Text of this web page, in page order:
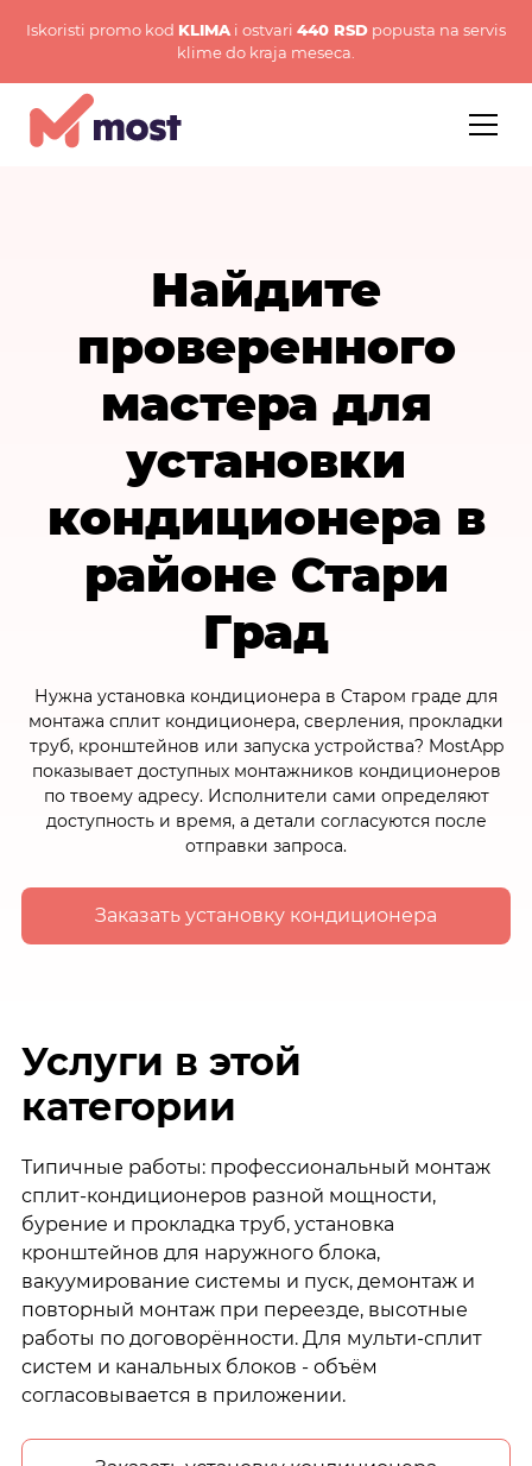
Iskoristi promo kod KLIMA i ostvari 440 RSD popusta na servis
klime do kraja meseca.
Найдите
проверенного
мастера для
установки
кондиционера в
районе Стари
Град
Нужна установка кондиционера в Старом граде для
монтажа сплит кондиционера, сверления, прокладки
труб, кронштейнов или запуска устройства? MostApp
показывает доступных монтажников кондиционеров
по твоему адресу. Исполнители сами определяют
доступность и время, а детали согласуются после
отправки запроса.
Заказать установку кондиционера
Услуги в этой
категории
Типичные работы: профессиональный монтаж
сплит-кондиционеров разной мощности,
бурение и прокладка труб, установка
кронштейнов для наружного блока,
вакуумирование системы и пуск, демонтаж и
повторный монтаж при переезде, высотные
работы по договорённости. Для мульти-сплит
систем и канальных блоков - объём
согласовывается в приложении.